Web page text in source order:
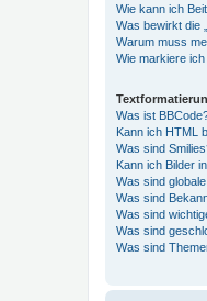
Wie kann ich
Was bewirkt die
Warum muss
Wie markiere
Was ist
Kann ich HTML
Was sind
Kann ich Bilder
Was sind
Was sind
Was sind
Was sind
Was sind